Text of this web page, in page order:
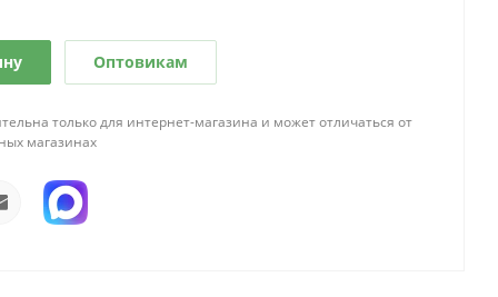
Оптовикам
только для интернет-магазина и может отличаться от
магазинах